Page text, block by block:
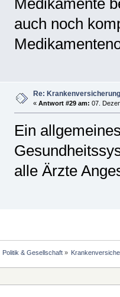
Medikamente
auch noch
Re: Krankenversicherung
« Antwort #29 am: 07.
Ein
alle Ärzte
Politik & Gesellschaft»